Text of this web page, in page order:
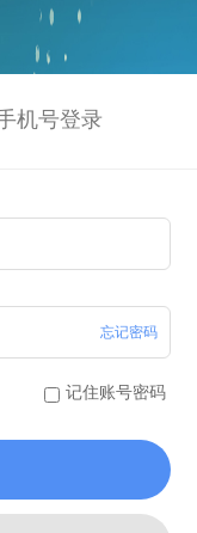
机号登录
忘记密码
记住账号密码